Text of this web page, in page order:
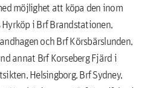
möjlighet att köpa den inom
i Brf Brandstationen,
och Brf Körsbärslunden,
annat Brf Korseberg Fjärd i
Helsingborg, Brf Sydney,